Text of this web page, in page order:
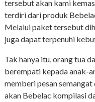
tersebut akan kami
terdiri dari produk
Melalui paket tersebut
juga dapat terpenuhi
Tak hanya itu, orang tua
berempati kepada anak-
memberi pesan
akan Bebelac kompilasi